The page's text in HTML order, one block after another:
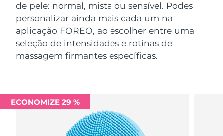
de pele: normal, mista ou sensível. Podes
personalizar ainda mais cada um na
aplicação FOREO, ao escolher entre uma
seleção de intensidades e rotinas de
massagem firmantes específicas.
ECONOMIZE 29 %